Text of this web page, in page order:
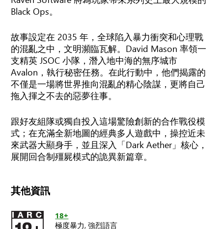
Black Ops。
故事設定在 2035 年，全球陷入暴力衝突和心理戰
的混亂之中，文明瀕臨瓦解。David Mason 率領一
支精英 JSOC 小隊，潛入地中海的無序城市
Avalon，執行秘密任務。在此行動中，他們揭露的
不僅是一場將世界推向混亂的精心陰謀，更將自己
拖入揮之不去的惡夢往事。
跟好友組隊或獨自投入這場驚險創新的合作戰役模
式；在充滿全新地圖的經典多人遊戲中，操控近未
來武器大顯身手，並且深入「Dark Aether」核心，
展開回合制殭屍模式的詭異新篇章。
其他資訊
18+
極度暴力, 強烈語言